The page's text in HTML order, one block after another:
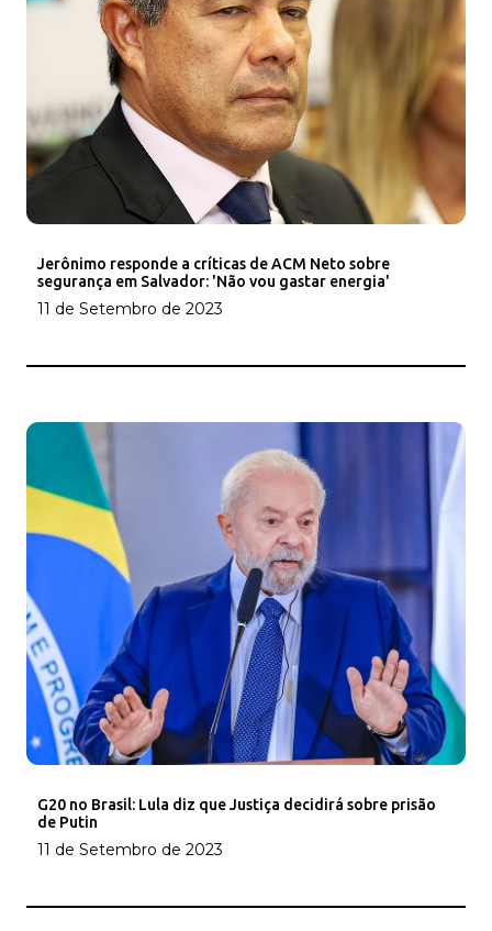
Jerônimo responde a críticas de ACM Neto sobre
segurança em Salvador: 'Não vou gastar energia'
11 de Setembro de 2023
G20 no Brasil: Lula diz que Justiça decidirá sobre prisão
de Putin
11 de Setembro de 2023